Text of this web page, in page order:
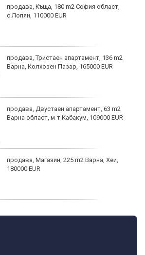
продава, Къща, 180 m2 София област,
с.Лопян, 110000 EUR
продава, Тристаен апартамент, 136 m2
Варна, Колхозен Пазар, 165000 EUR
продава, Двустаен апартамент, 63 m2
Варна област, м-т Кабакум, 109000 EUR
продава, Магазин, 225 m2 Варна, Хеи,
180000 EUR